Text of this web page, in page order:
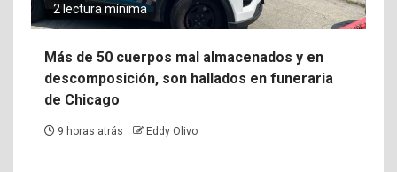
2 lectura mínima
Más de 50 cuerpos mal almacenados y en
descomposición, son hallados en funeraria
de Chicago
9 horas atrás Eddy Olivo